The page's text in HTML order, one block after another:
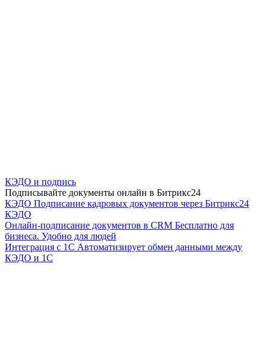
КЭДО и подпись
Подписывайте документы онлайн в Битрикс24
КЭДО Подписание кадровых документов через Битрикс24
КЭДО
Онлайн-подписание документов в CRM Бесплатно для
бизнеса. Удобно для людей
Интеграция с 1С Автоматизирует обмен данными между
КЭДО и 1С